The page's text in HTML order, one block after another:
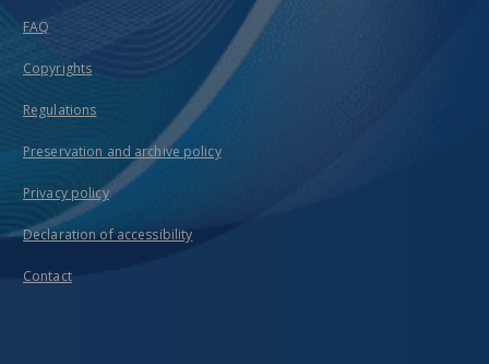
FAQ
Copyrights
Regulations
Preservation and archive policy
Privacy policy
Declaration of accessibility
Contact